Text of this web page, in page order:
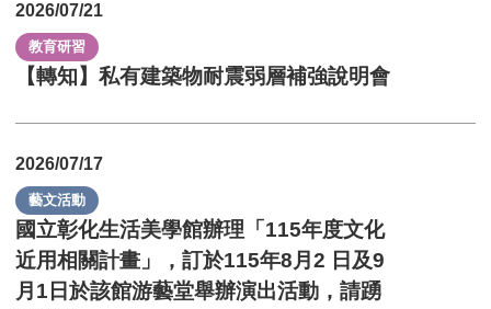
2026/07/21
教育研習
【轉知】私有建築物耐震弱層補強說明會
2026/07/17
藝文活動
國立彰化生活美學館辦理「115年度文化
近用相關計畫」，訂於115年8月2 日及9
月1日於該館游藝堂舉辦演出活動，請踴